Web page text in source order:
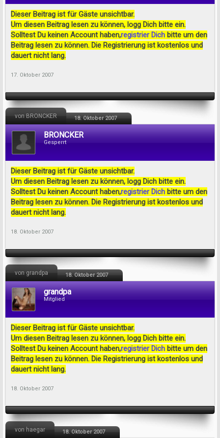
Dieser Beitrag ist für Gäste unsichtbar.
Um diesen Beitrag lesen zu können, logg Dich bitte ein.
Solltest Du keinen Account haben,registrier Dich bitte um den
Beitrag lesen zu können. Die Registrierung ist kostenlos und
dauert nicht lang.
17. Oktober 2007
von BRONCKER 18. Oktober 2007
BRONCKER
Gesperrt
Dieser Beitrag ist für Gäste unsichtbar.
Um diesen Beitrag lesen zu können, logg Dich bitte ein.
Solltest Du keinen Account haben,registrier Dich bitte um den
Beitrag lesen zu können. Die Registrierung ist kostenlos und
dauert nicht lang.
18. Oktober 2007
von grandpa 18. Oktober 2007
grandpa
Mitglied
Dieser Beitrag ist für Gäste unsichtbar.
Um diesen Beitrag lesen zu können, logg Dich bitte ein.
Solltest Du keinen Account haben,registrier Dich bitte um den
Beitrag lesen zu können. Die Registrierung ist kostenlos und
dauert nicht lang.
18. Oktober 2007
von haegar 18. Oktober 2007